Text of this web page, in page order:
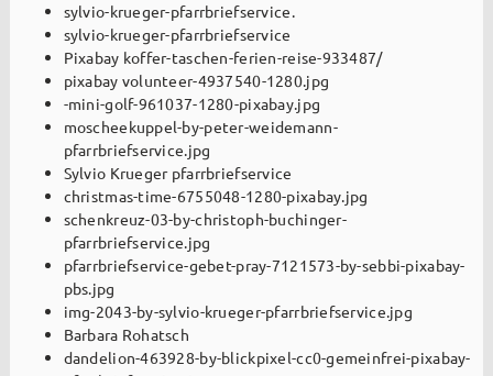
sylvio-krueger-pfarrbriefservice.
sylvio-krueger-pfarrbriefservice
Pixabay koffer-taschen-ferien-reise-933487/
pixabay volunteer-4937540-1280.jpg
-mini-golf-961037-1280-pixabay.jpg
moscheekuppel-by-peter-weidemann-
pfarrbriefservice.jpg
Sylvio Krueger pfarrbriefservice
christmas-time-6755048-1280-pixabay.jpg
schenkreuz-03-by-christoph-buchinger-
pfarrbriefservice.jpg
pfarrbriefservice-gebet-pray-7121573-by-sebbi-pixabay-
pbs.jpg
img-2043-by-sylvio-krueger-pfarrbriefservice.jpg
Barbara Rohatsch
dandelion-463928-by-blickpixel-cc0-gemeinfrei-pixabay-